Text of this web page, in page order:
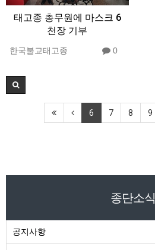
태고종 총무원에 마스크 6
천장 기부
한국불교태고종 0
6 7 8 9
종단소식
공지사항